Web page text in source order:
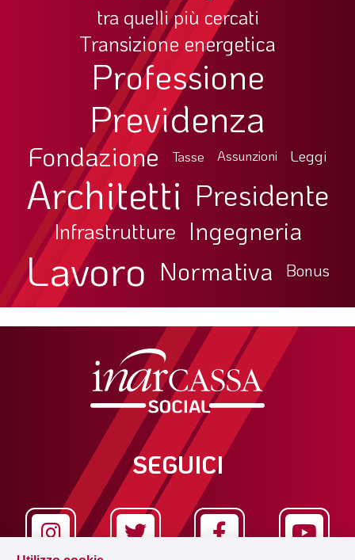
tra quelli più cercati
Transizione energetica
Professione
Previdenza
Fondazione Tasse Assunzioni Leggi
Architetti Presidente
Infrastrutture Ingegneria
Lavoro Normativa Bonus
SEGUICI